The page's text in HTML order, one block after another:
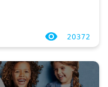
20372